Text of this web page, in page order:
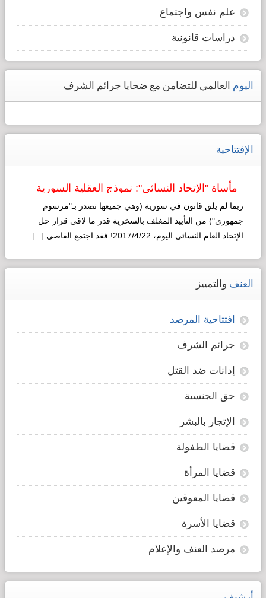
علم نفس واجتماع
دراسات قانونية
اليوم العالمي للتضامن مع ضحايا جرائم الشرف
الإفتتاحية
مأساة "الإتحاد النسائي": نموذج العقلية السورية
لـ"التطوير"!
ربما لم يلق قانون في سورية (وهي جميعها تصدر بـ"مرسوم
جمهوري") من التأييد المغلف بالسخرية قدر ما لاقى قرار حل
الإتحاد العام النسائي اليوم، 2017/4/22! فقد اجتمع القاصي [...]
Read more...
العنف والتمييز
افتتاحية المرصد
جرائم الشرف
إدانات ضد القتل
حق الجنسية
الإتجار بالبشر
قضايا الطفولة
قضايا المرأة
قضايا المعوقين
قضايا الأسرة
مرصد العنف والإعلام